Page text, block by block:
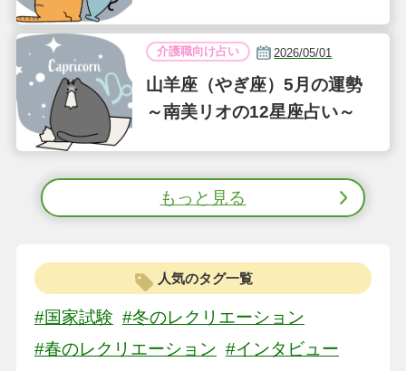
介護職向け占い 2026/05/01
山羊座（やぎ座）5月の運勢
～南美リオの12星座占い～
もっと見る
人気のタグ一覧
#国家試験 #冬のレクリエーション
#春のレクリエーション #インタビュー